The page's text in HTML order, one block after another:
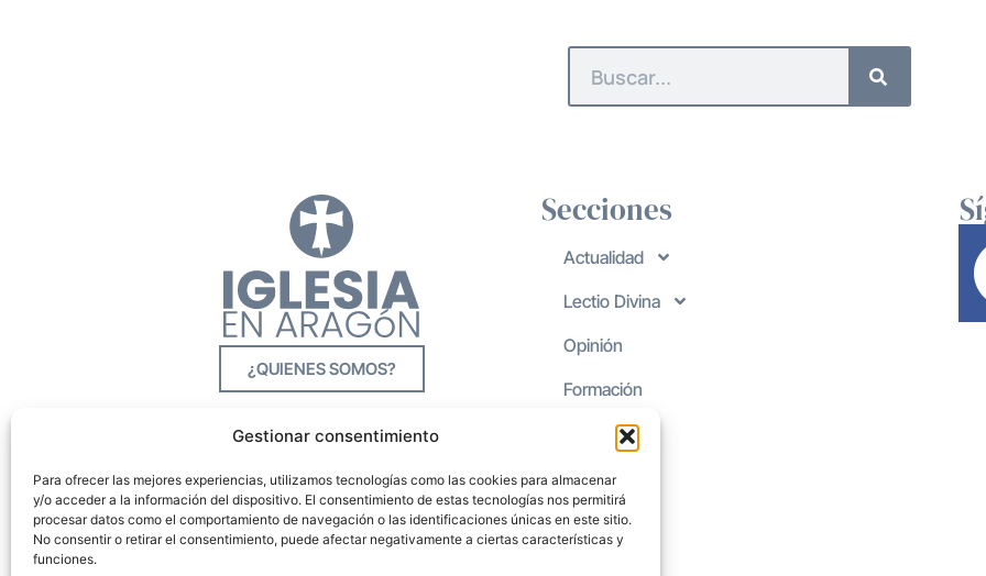
Gestionar consentimiento
Para ofrecer las mejores experiencias, utilizamos tecnologías como las cookies para almacenar
y/o acceder a la información del dispositivo. El consentimiento de estas tecnologías nos permitirá
procesar datos como el comportamiento de navegación o las identificaciones únicas en este sitio.
No consentir o retirar el consentimiento, puede afectar negativamente a ciertas características y
funciones.
¿QUIENES SOMOS?
Secciones
Actualidad
Lectio Divina
Opinión
Formación